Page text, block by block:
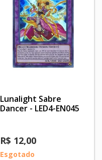
Lunalight Sabre
Dancer - LED4-EN045
R$ 12,00
Esgotado